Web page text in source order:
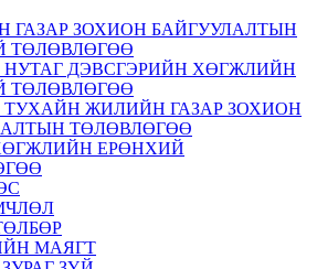
ГАЗАР ЗОХИОН БАЙГУУЛАЛТЫН
ТӨЛӨВЛӨГӨӨ
ДЭВСГЭРИЙН ХӨГЖЛИЙН
ТӨЛӨВЛӨГӨӨ
ЖИЛИЙН ГАЗАР ЗОХИОН
ТӨЛӨВЛӨГӨӨ
ЕРӨНХИЙ
МАЯГТ